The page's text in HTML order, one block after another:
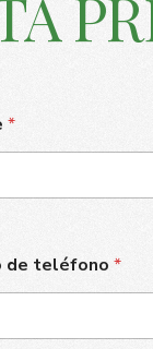
*
de teléfono *